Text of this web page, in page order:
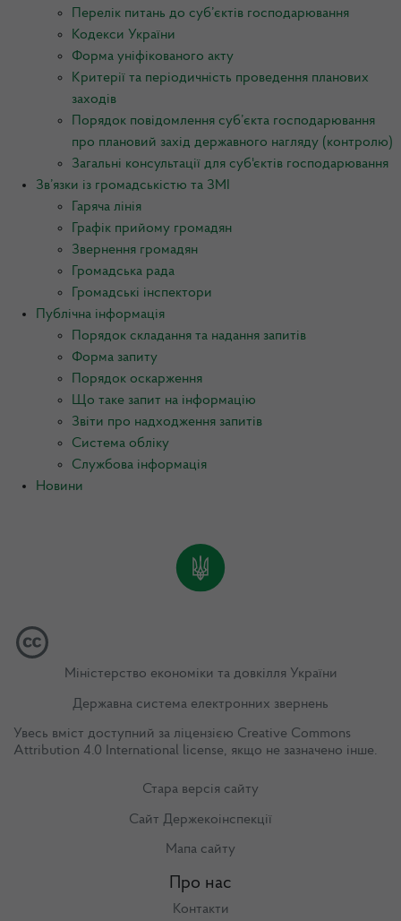
Перелік питань до суб’єктів господарювання
Кодекси України
Форма уніфікованого акту
Критерії та періодичність проведення планових
заходів
Порядок повідомлення суб’єкта господарювання
про плановий захід державного нагляду (контролю)
Загальні консультації для суб'єктів господарювання
Зв’язки із громадськістю та ЗМІ
Гаряча лінія
Графік прийому громадян
Звернення громадян
Громадська рада
Громадські інспектори
Публічна інформація
Порядок складання та надання запитів
Форма запиту
Порядок оскарження
Що таке запит на інформацію
Звіти про надходження запитів
Система обліку
Службова інформація
Новини
Міністерство економіки та довкілля України
Державна система електронних звернень
Увесь вміст доступний за ліцензією Creative Commons
Attribution 4.0 International license, якщо не зазначено інше.
Стара версія сайту
Сайт Держекоінспекції
Мапа сайту
Про нас
Контакти